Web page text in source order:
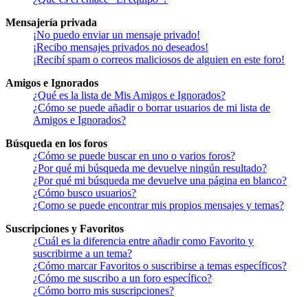
Mensajería privada
¡No puedo enviar un mensaje privado!
¡Recibo mensajes privados no deseados!
¡Recibí spam o correos maliciosos de alguien en este foro!
Amigos e Ignorados
¿Qué es la lista de Mis Amigos e Ignorados?
¿Cómo se puede añadir o borrar usuarios de mi lista de
Amigos e Ignorados?
Búsqueda en los foros
¿Cómo se puede buscar en uno o varios foros?
¿Por qué mi búsqueda me devuelve ningún resultado?
¿Por qué mi búsqueda me devuelve una página en blanco?
¿Cómo busco usuarios?
¿Como se puede encontrar mis propios mensajes y temas?
Suscripciones y Favoritos
¿Cuál es la diferencia entre añadir como Favorito y
suscribirme a un tema?
¿Cómo marcar Favoritos o suscribirse a temas específicos?
¿Cómo me suscribo a un foro específico?
¿Cómo borro mis suscripciones?